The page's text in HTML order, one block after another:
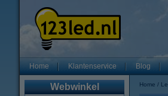
Home Klantenservice Blog
Webwinkel Home